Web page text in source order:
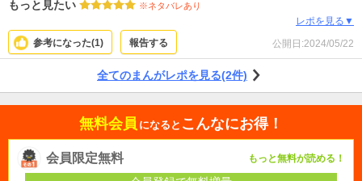
もっと見たい ※ネタバレあり
レポを見る▼
参考になった(1) 報告する 公開日:2024/05/22
全てのまんがレポを見る(2件)
無料会員 になると こんなにお得！
会員限定無料 もっと無料が読める！